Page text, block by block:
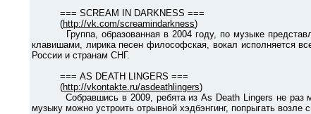
=== SCREAM IN DARKNESS ===
(http://vk.com/screamindarkness)
Группа, образованная в 2004 году, по музыке
клавишами, лирика песен философская, вокал исполняется
России и странам СНГ.
=== AS DEATH LINGERS ===
(http://vkontakte.ru/asdeathlingers)
Собравшись в 2009, ребята из As Death Lingers не раз
музыку можно устроить отрывной хэдбэнгинг, попрыгать